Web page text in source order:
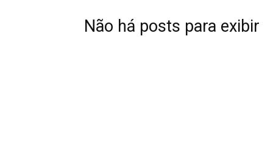
Não há posts para exibir